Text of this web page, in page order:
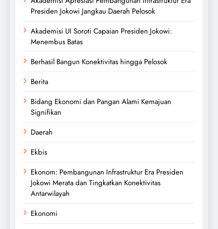
Presiden Jokowi Jangkau Daerah Pelosok
Akademisi UI Soroti Capaian Presiden Jokowi:
Menembus Batas
Berhasil Bangun Konektivitas hingga Pelosok
Berita
Bidang Ekonomi dan Pangan Alami Kemajuan
Signifikan
Daerah
Ekbis
Ekonom: Pembangunan Infrastruktur Era Presiden
Jokowi Merata dan Tingkatkan Konektivitas
Antarwilayah
Ekonomi